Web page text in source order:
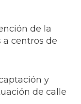
de la
a centros de
y
de calle